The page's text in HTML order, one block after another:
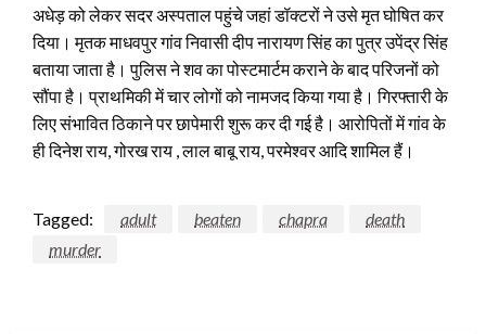
अधेड़ को लेकर सदर अस्पताल पहुंचे जहां डॉक्टरों ने उसे मृत घोषित कर
दिया। मृतक माधवपुर गांव निवासी दीप नारायण सिंह का पुत्र उपेंद्र सिंह
बताया जाता है। पुलिस ने शव का पोस्टमार्टम कराने के बाद ​परिजनों को
सौंपा है। प्राथमिकी में चार लोगों को नामजद किया गया है। गिरफ्तारी के
लिए संभावित ठिकाने पर छापेमारी शुरू कर दी गई है। आरोपितों में गांव के
ही दिनेश राय, गोरख राय , लाल बाबू राय, परमेश्वर आदि शामिल हैं।
Tagged: adult beaten chapra
death
murder